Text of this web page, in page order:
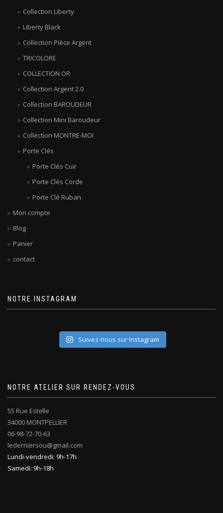
Collection Liberty
Liberty Black
Collection Pièce Argent
TRICOLORE
COLLECTION OR
Collection Argent 2.0
Collection BAROUDEUR
Collection Mini Baroudeur
Collection MONTRE-MOI
Porte Clés
Porte Clés Cuir
Porte Clés Corde
Porte Clé Ruban
Mon compte
Blog
Panier
contact
NOTRE INSTAGRAM
Suivez-nous sur Instagram
NOTRE ATELIER SUR RENDEZ-VOUS
55 Rue Estelle
34000 MONTPELLIER
06-98-72-70-63
lederniersou@gmail.com
Lundi-vendredi: 9h-17h
Samedi: 9h-18h